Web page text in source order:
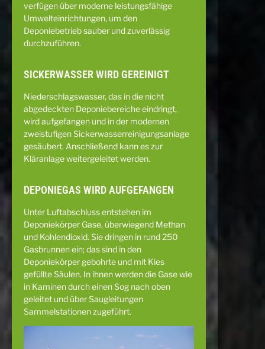
verfügen über moderne leistungsfähige
Umwelteinrichtungen, um den
Deponiebetrieb sauber und zuverlässig
durchzuführen.
SICKERWASSER WIRD GEREINIGT
Niederschlagswasser, das in die nicht
abgedeckten Deponiebereiche eindringt,
wird aufgefangen und in der modernen
zweistufigen Sickerwasserreinigungsanlage
gesäubert. Anschließend kann es zur
Kläranlage weitergeleitet werden.
DEPONIEGAS WIRD AUFGEFANGEN
Unter Luftabschluss entstehen im
Deponiekörper Gase, überwiegend Methan
und Kohlendioxid. Sie dringen in rund 250
Gasbrunnen ein; das sind in den
Deponiekörper gebohrte und mit Kies
gefüllte Säulen. In ihnen werden die Gase wie
in Kaminen durch einen Sog nach oben
geleitet und über Saugleitungen
Sammelstationen zugeführt.